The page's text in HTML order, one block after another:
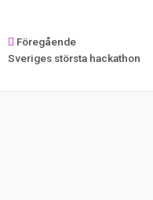
Föregående
Sveriges största hackathon